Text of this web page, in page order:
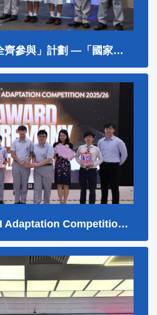
「2026年國家安全齊參與」計劃 —「國家安全短講比賽」
Poetic Voices: AI Adaptation Competition 2025/26